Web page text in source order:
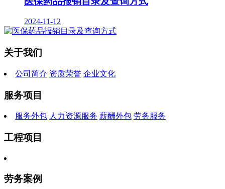
2024-11-12
关于我们
公司简介 资质荣誉 企业文化
服务项目
服务外包 人力资源服务 薪酬外包 劳务服务
工程项目
劳务案例